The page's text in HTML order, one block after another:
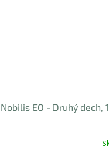
Nobilis EO - Druhý dech,